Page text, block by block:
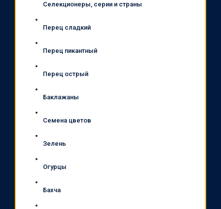
Селекционеры, серии и страны
Перец сладкий
Перец пикантный
Перец острый
Баклажаны
Семена цветов
Зелень
Огурцы
Бахча